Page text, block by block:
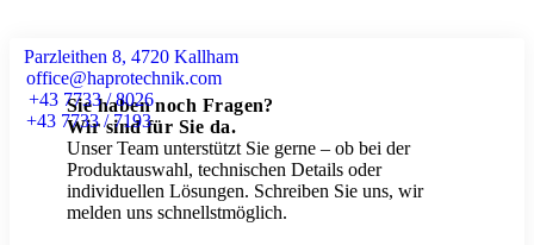
Parzleithen 8, 4720 Kallham
office@haprotechnik.com
+43 7733 / 8026
+43 7733 / 7193
Sie haben noch Fragen?
Wir sind für Sie da.
Unser Team unterstützt Sie gerne – ob bei der
Produktauswahl, technischen Details oder
individuellen Lösungen. Schreiben Sie uns, wir
melden uns schnellstmöglich.